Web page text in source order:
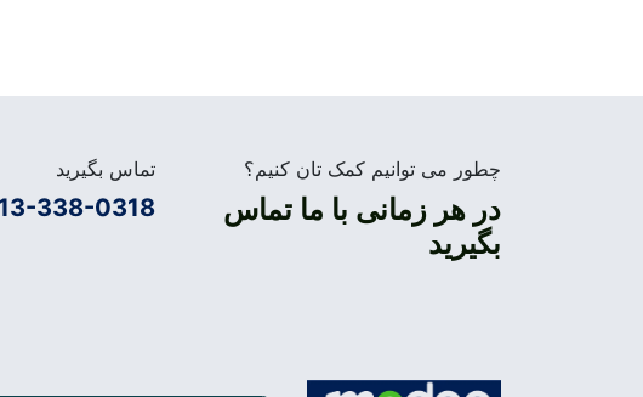
چطور می توانیم کمک تان کنیم؟
در هر زمانی با ما تماس
بگیرید
تماس بگیرید
338-0318